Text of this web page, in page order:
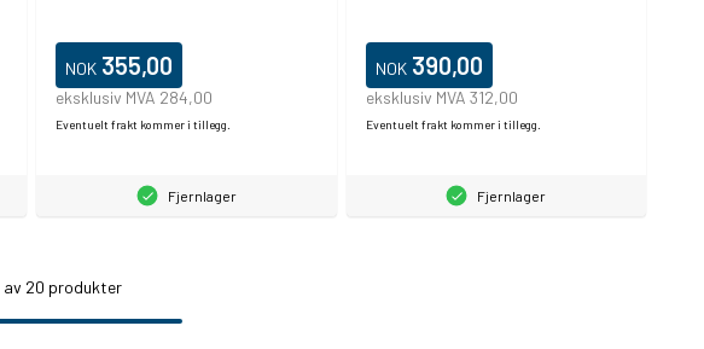
NOK 355,00
eksklusiv MVA 284,00
Eventuelt frakt kommer i tillegg.
Fjernlager
NOK 390,00
eksklusiv MVA 312,00
Eventuelt frakt kommer i tillegg.
Fjernlager
av 20 produkter